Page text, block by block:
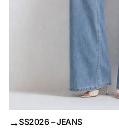
→SS2026 – JEANS